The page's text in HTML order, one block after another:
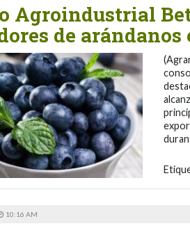
Agroindustrial
de arándanos
10:16 AM